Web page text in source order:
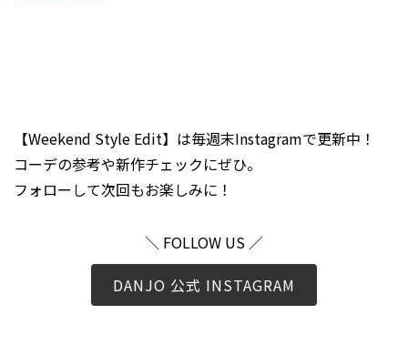
【Weekend Style Edit】は毎週末Instagramで更新中！
コーデの参考や新作チェックにぜひ。
フォローして次回もお楽しみに！
＼ FOLLOW US ／
DANJO 公式 INSTAGRAM